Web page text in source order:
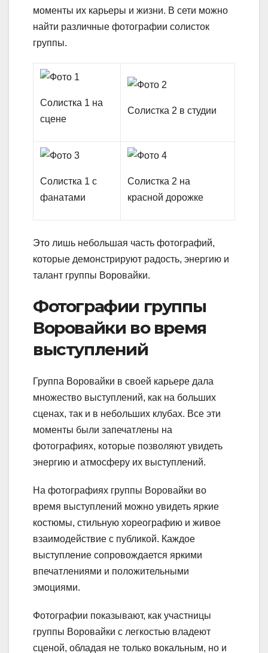
моменты их карьеры и жизни. В сети можно
найти различные фотографии солисток
группы.
Солистка 1 на
сцене
Солистка 2 в студии
Солистка 1 с
фанатами
Солистка 2 на
красной дорожке
Это лишь небольшая часть фотографий,
которые демонстрируют радость, энергию и
талант группы Воровайки.
Фотографии группы
Воровайки во время
выступлений
Группа Воровайки в своей карьере дала
множество выступлений, как на больших
сценах, так и в небольших клубах. Все эти
моменты были запечатлены на
фотографиях, которые позволяют увидеть
энергию и атмосферу их выступлений.
На фотографиях группы Воровайки во
время выступлений можно увидеть яркие
костюмы, стильную хореографию и живое
взаимодействие с публикой. Каждое
выступление сопровождается яркими
впечатлениями и положительными
эмоциями.
Фотографии показывают, как участницы
группы Воровайки с легкостью владеют
сценой, обладая не только вокальным, но и